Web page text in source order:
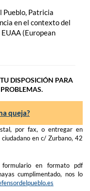
Pueblo, Patricia
en el contexto del
(European
DISPOSICIÓN PARA
queja?
por fax, o entregar en
en c/ Zurbano, 42
en formato pdf
cumplimentado, nos lo